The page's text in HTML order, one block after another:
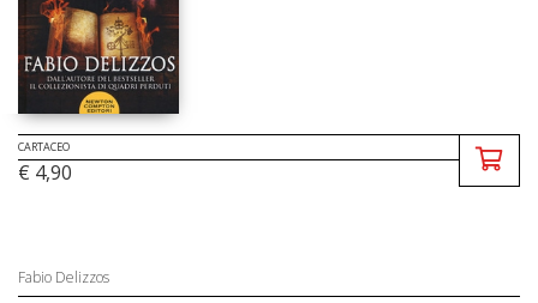
CARTACEO
€ 4,90
Fabio Delizzos